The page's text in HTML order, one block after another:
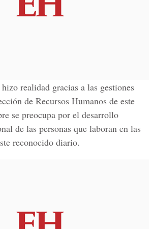
realidad gracias a las gestiones
de Recursos Humanos de este
se preocupa por el desarrollo
de las personas que laboran en las
reconocido diario.